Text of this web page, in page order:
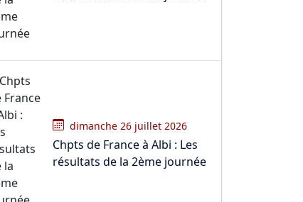
dimanche 26 juillet 2026
Chpts de France à Albi : Les
résultats de la 2ème journée